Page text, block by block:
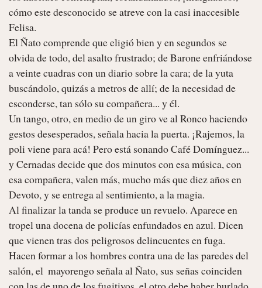
cómo este desconocido se atreve con la casi inaccesible
Felisa.
El Ñato comprende que eligió bien y en segundos se
olvida de todo, del asalto frustrado; de Barone enfriándose
a veinte cuadras con un diario sobre la cara; de la yuta
buscándolo, quizás a metros de allí; de la necesidad de
esconderse, tan sólo su compañera... y él.
Un tango, otro, en medio de un giro ve al Ronco haciendo
gestos desesperados, señala hacia la puerta. ¡Rajemos, la
poli viene para acá! Pero está sonando Café Domínguez...
y Cernadas decide que dos minutos con esa música, con
esa compañera, valen más, mucho más que diez años en
Devoto, y se entrega al sentimiento, a la magia.
Al finalizar la tanda se produce un revuelo. Aparece en
tropel una docena de policías enfundados en azul. Dicen
que vienen tras dos peligrosos delincuentes en fuga.
Hacen formar a los hombres contra una de las paredes del
salón, el  mayorengo señala al Ñato, sus señas coinciden